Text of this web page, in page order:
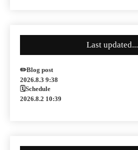
Last updated...
✏️Blog post
2026.8.3 9:38
🗓Schedule
2026.8.2 10:39